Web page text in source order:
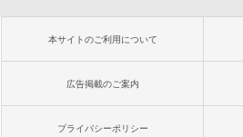
本サイトのご利用について
広告掲載のご案内
プライバシーポリシー